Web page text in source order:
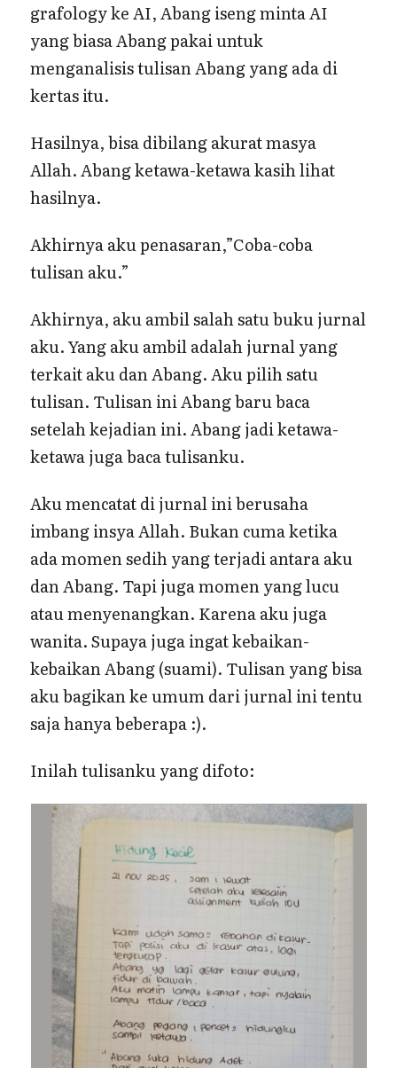
grafology ke AI, Abang iseng minta AI
yang biasa Abang pakai untuk
menganalisis tulisan Abang yang ada di
kertas itu.
Hasilnya, bisa dibilang akurat masya
Allah. Abang ketawa-ketawa kasih lihat
hasilnya.
Akhirnya aku penasaran,”Coba-coba
tulisan aku.”
Akhirnya, aku ambil salah satu buku jurnal
aku. Yang aku ambil adalah jurnal yang
terkait aku dan Abang. Aku pilih satu
tulisan. Tulisan ini Abang baru baca
setelah kejadian ini. Abang jadi ketawa-
ketawa juga baca tulisanku.
Aku mencatat di jurnal ini berusaha
imbang insya Allah. Bukan cuma ketika
ada momen sedih yang terjadi antara aku
dan Abang. Tapi juga momen yang lucu
atau menyenangkan. Karena aku juga
wanita. Supaya juga ingat kebaikan-
kebaikan Abang (suami). Tulisan yang bisa
aku bagikan ke umum dari jurnal ini tentu
saja hanya beberapa :).
Inilah tulisanku yang difoto: